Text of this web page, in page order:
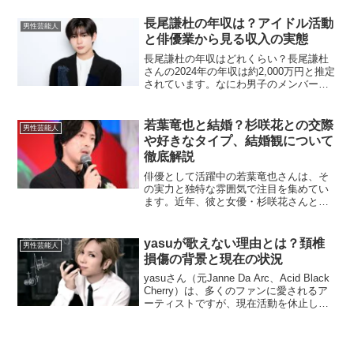
た。また、彼自身がテレビやラジオ番組
で本名に触れたこと...
男性芸能人
長尾謙杜の年収は？アイドル活動
と俳優業から見る収入の実態
長尾謙杜の年収はどれくらい？長尾謙杜
さんの2024年の年収は約2,000万円と推定
されています。なにわ男子のメンバーと
与していると考えられます。彼の年収
は、アイドル活動...
男性芸能人
若葉竜也と結婚？杉咲花との交際
や好きなタイプ、結婚観について
徹底解説
俳優として活躍中の若葉竜也さんは、そ
の実力と独特な雰囲気で注目を集めてい
ます。近年、彼と女優・杉咲花さんとの
葉さんの恋愛事情や結婚観、そして杉咲
さんとの関係について詳し...
男性芸能人
yasuが歌えない理由とは？頚椎
損傷の背景と現在の状況
yasuさん（元Janne Da Arc、Acid Black
Cherry）は、多くのファンに愛されるア
ーティストですが、現在活動を休止して